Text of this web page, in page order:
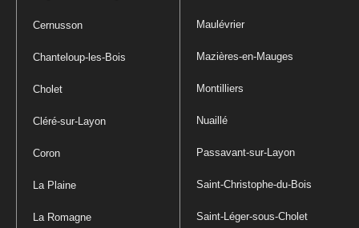
Cernusson
Chanteloup-les-Bois
Cholet
Cléré-sur-Layon
Coron
La Plaine
La Romagne
Maulévrier
Mazières-en-Mauges
Montilliers
Nuaillé
Passavant-sur-Layon
Saint-Christophe-du-Bois
Saint-Léger-sous-Cholet